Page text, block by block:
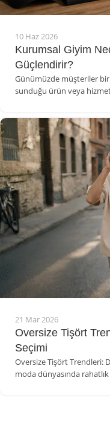
10 Haz 2026
Kurumsal Giyim
Güçlendirir?
Günümüzde müşteriler bir
sunduğu ürün veya
21 Mar 2026
Oversize Tişört
Seçimi
Oversize Tişört Trendleri:
moda dünyasında